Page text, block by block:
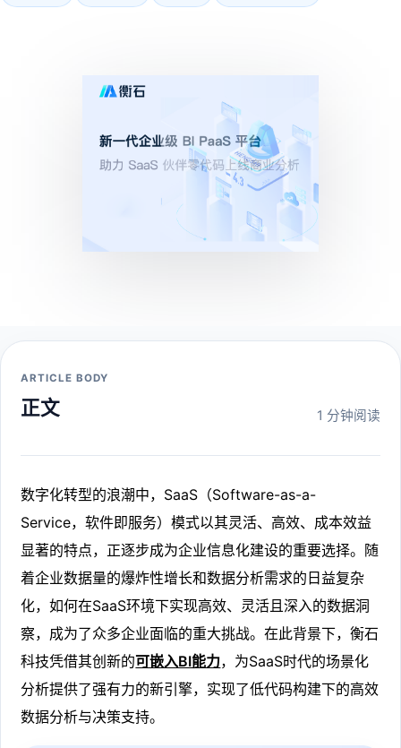
ARTICLE BODY
正文 1 分钟阅读
数字化转型的浪潮中，SaaS（Software-as-a-
Service，软件即服务）模式以其灵活、高效、成本效益
显著的特点，正逐步成为企业信息化建设的重要选择。随
着企业数据量的爆炸性增长和数据分析需求的日益复杂
化，如何在SaaS环境下实现高效、灵活且深入的数据洞
察，成为了众多企业面临的重大挑战。在此背景下，衡石
科技凭借其创新的可嵌入BI能力，为SaaS时代的场景化
分析提供了强有力的新引擎，实现了低代码构建下的高效
数据分析与决策支持。